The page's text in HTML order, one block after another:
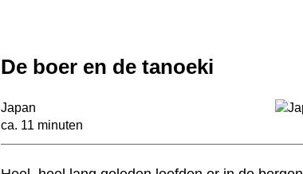
De boer en de tanoeki
Japan
ca. 11 minuten